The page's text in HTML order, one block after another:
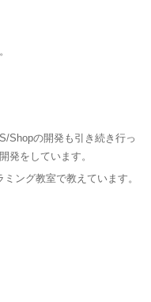
Shopの開発も引き続き行っ
発をしています。
ング教室で教えています。